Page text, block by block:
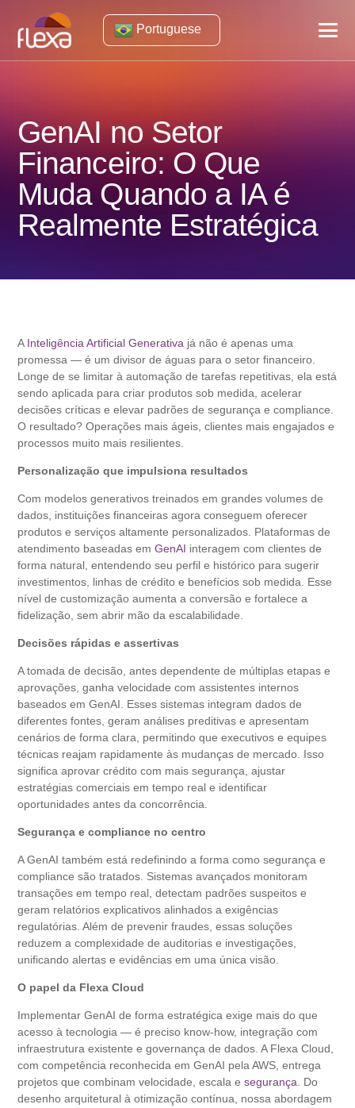
Portuguese
GenAI no Setor
Financeiro: O Que
Muda Quando a IA é
Realmente Estratégica
A Inteligência Artificial Generativa já não é apenas uma
promessa — é um divisor de águas para o setor financeiro.
Longe de se limitar à automação de tarefas repetitivas, ela está
sendo aplicada para criar produtos sob medida, acelerar
decisões críticas e elevar padrões de segurança e compliance.
O resultado? Operações mais ágeis, clientes mais engajados e
processos muito mais resilientes.
Personalização que impulsiona resultados
Com modelos generativos treinados em grandes volumes de
dados, instituições financeiras agora conseguem oferecer
produtos e serviços altamente personalizados. Plataformas de
atendimento baseadas emGenAI interagem com clientes de
forma natural, entendendo seu perfil e histórico para sugerir
investimentos, linhas de crédito e benefícios sob medida. Esse
nível de customização aumenta a conversão e fortalece a
fidelização, sem abrir mão da escalabilidade.
Decisões rápidas e assertivas
A tomada de decisão, antes dependente de múltiplas etapas e
aprovações, ganha velocidade com assistentes internos
baseados em GenAI. Esses sistemas integram dados de
diferentes fontes, geram análises preditivas e apresentam
cenários de forma clara, permitindo que executivos e equipes
técnicas reajam rapidamente às mudanças de mercado. Isso
significa aprovar crédito com mais segurança, ajustar
estratégias comerciais em tempo real e identificar
oportunidades antes da concorrência.
Segurança e compliance no centro
A GenAI também está redefinindo a forma como segurança e
compliance são tratados. Sistemas avançados monitoram
transações em tempo real, detectam padrões suspeitos e
geram relatórios explicativos alinhados a exigências
regulatórias. Além de prevenir fraudes, essas soluções
reduzem a complexidade de auditorias e investigações,
unificando alertas e evidências em uma única visão.
O papel da Flexa Cloud
Implementar GenAI de forma estratégica exige mais do que
acesso à tecnologia — é preciso know-how, integração com
infraestrutura existente e governança de dados. A Flexa Cloud,
com competência reconhecida em GenAI pela AWS, entrega
projetos que combinam velocidade, escala esegurança . Do
desenho arquitetural à otimização contínua, nossa abordagem